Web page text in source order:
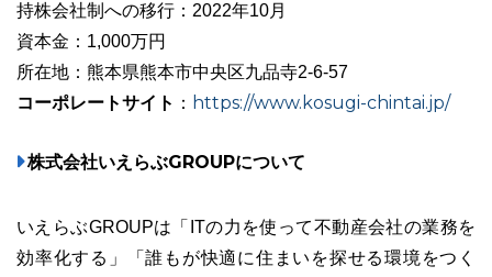
持株会社制への移行：2022年10月
資本金：1,000万円
所在地：熊本県熊本市中央区九品寺2-6-57
コーポレートサイト ： https://www.kosugi-chintai.jp/
株式会社いえらぶGROUPについて
いえらぶGROUPは「ITの力を使って不動産会社の業務を
効率化する」「誰もが快適に住まいを探せる環境をつく